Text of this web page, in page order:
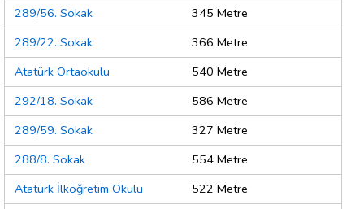
289/56. Sokak
345 Metre
289/22. Sokak
366 Metre
Atatürk Ortaokulu
540 Metre
292/18. Sokak
586 Metre
289/59. Sokak
327 Metre
288/8. Sokak
554 Metre
Atatürk İlköğretim Okulu
522 Metre